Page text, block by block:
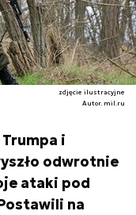
zdjęcie ilustracyjne
Autor. mil.ru
i
odwrotnie
ataki pod
na